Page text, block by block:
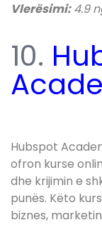
Vlerësimi:4.9
10.
Hubspot
ofron kurse
dhe krijimin e
punës. Këto
biznes,